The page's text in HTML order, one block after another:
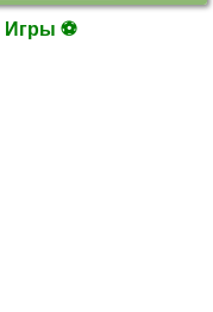
Игры ⚽